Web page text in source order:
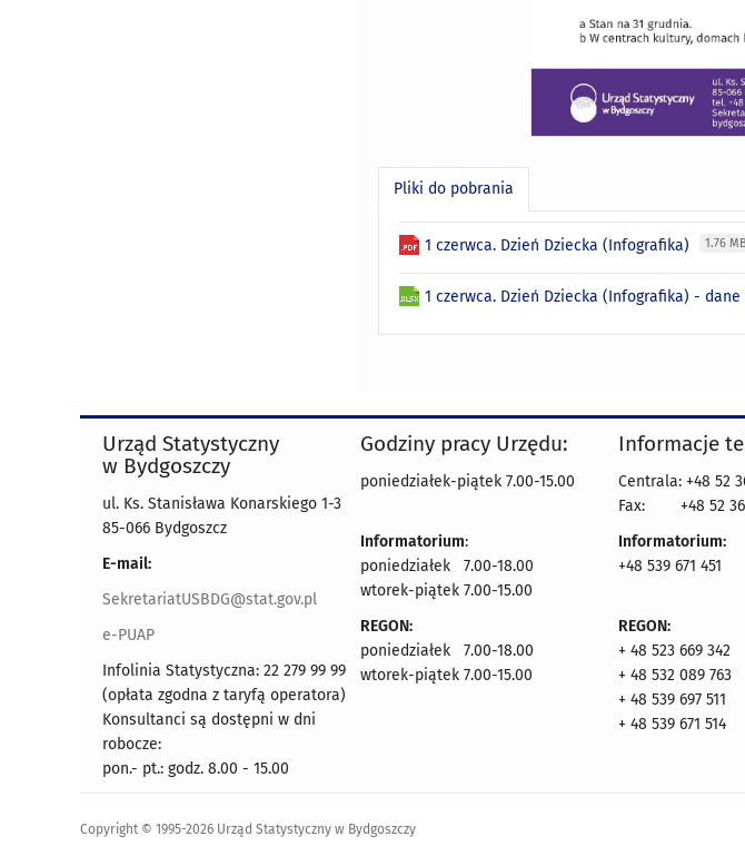
Pliki do pobrania
1 czerwca. Dzień Dziecka (Infografika) 1.76 MB
1 czerwca. Dzień Dziecka (Infografika) -
Urząd Statystyczny
w Bydgoszczy
ul. Ks. Stanisława Konarskiego 1-3
85-066 Bydgoszcz
E-mail:
SekretariatUSBDG@stat.gov.pl
e-PUAP
Infolinia Statystyczna: 22 279 99 99
(opłata zgodna z taryfą operatora)
Konsultanci są dostępni w dni
robocze:
pon.- pt.: godz. 8.00 - 15.00
Godziny pracy Urzędu:
poniedziałek-piątek 7.00-15.00
Informatorium:
poniedziałek 7.00-18.00
wtorek-piątek 7.00-15.00
REGON:
poniedziałek 7.00-18.00
wtorek-piątek 7.00-15.00
Informacje
Centrala: +48 52
Fax:
+48 52
Informatorium:
+48 539 671 451
REGON:
+ 48 523 669 342
+ 48 532 089 763
+ 48 539 697 511
+ 48 539 671 514
Copyright © 1995-2026 Urząd Statystyczny w Bydgoszczy